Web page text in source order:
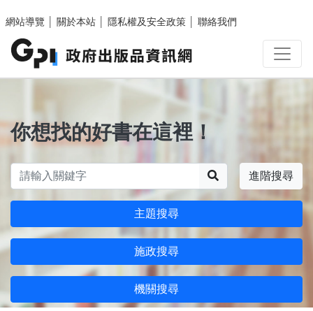
網站導覽
關於本站 隱私權及安全政策 聯絡我們
你想找的好書在這裡！
進階搜尋
主題搜尋
施政搜尋
機關搜尋